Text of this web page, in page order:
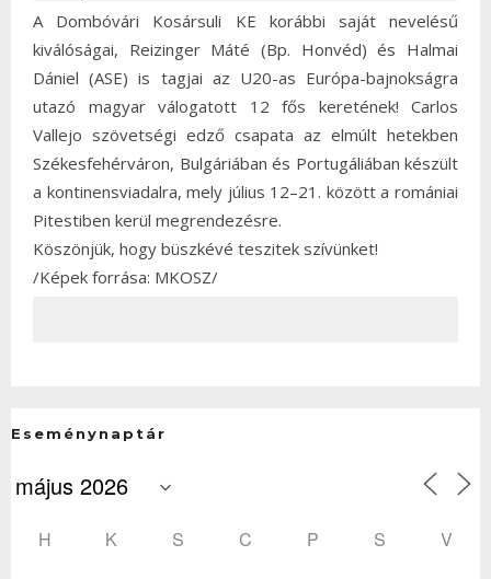
A Dombóvári Kosársuli KE korábbi saját nevelésű
kiválóságai, Reizinger Máté (Bp. Honvéd) és Halmai
Dániel (ASE) is tagjai az U20-as Európa-bajnokságra
utazó magyar válogatott 12 fős keretének! Carlos
Vallejo szövetségi edző csapata az elmúlt hetekben
Székesfehérváron, Bulgáriában és Portugáliában készült
a kontinensviadalra, mely július 12–21. között a romániai
Pitestiben kerül megrendezésre.
Köszönjük, hogy büszkévé teszitek szívünket!
/Képek forrása: MKOSZ/
Eseménynaptár
H K S C P S V